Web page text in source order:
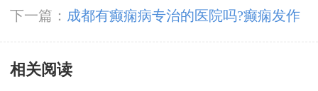
有哪些治疗方法?
下一篇： 成都有癫痫病专治的医院吗?癫痫发作
前会有什么症状?
相关阅读